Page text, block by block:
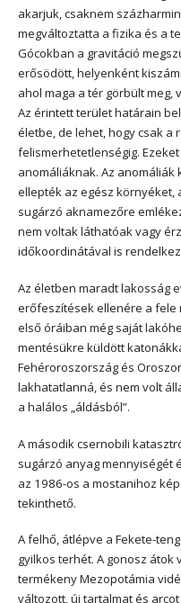
akarjuk, csaknem
megváltoztatta a fizika és a
Gócokban a gravitáció
erősödött, helyenként
ahol maga a tér görbült
Az érintett terület határain
életbe, de lehet, hogy csak a
felismerhetetlenségig.
anomáliáknak. Az
ellepték az egész környéket,
sugárzó aknamezőre
nem voltak láthatóak vagy
időkoordinátával is
Az életben maradt lakosság
erőfeszítések ellenére a fele
első óráiban még saját
mentésükre küldött
Fehéroroszország és
lakhatatlanná, és nem volt
a halálos „áldásból”.
A második csernobili
sugárzó anyag mennyiségét
az 1986-os a mostanihoz
tekinthető.
A felhő, átlépve a Fekete-
gyilkos terhét. A gonosz
termékeny Mezopotámia
változott, új tartalmat és